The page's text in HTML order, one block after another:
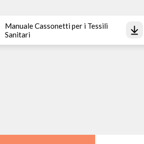
Manuale Cassonetti per i Tessili
Sanitari